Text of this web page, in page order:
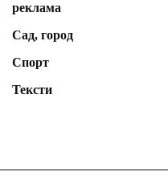
реклама
Сад, город
Спорт
Тексти